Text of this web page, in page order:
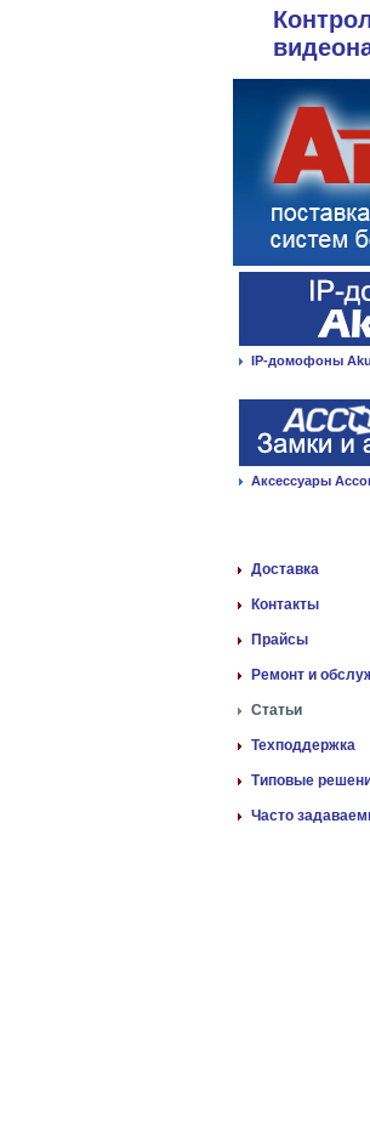
IP-домофоны
Аксессуары
Доставка
Контакты
Прайсы
Ремонт и
Статьи
Техподдержка
Типовые
Часто